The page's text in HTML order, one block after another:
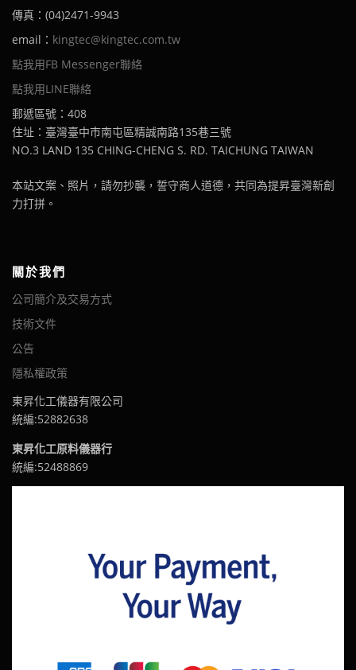
傳真：(04)2471-9943
email： kingtec@kingtec.com.tw
點我用FB Messenger聯絡
點我用LINE聯絡
郵遞區號：408
住址：臺灣臺中市南屯區精誠南路135巷三號
NO.3 LAND 135 CHING-CHENG S. RD. TAICHUNG TAIWAN
本站文案、照片，請勿抄襲，誓守商人道德，共同為提昇臺灣新創
力打拼。
關於我們
公司簡介及交易方式
技術文件
公告
隱私權政策
東昇化工儀器有限公司
統編:52882638
東昇化工原料儀器行
統編:52488869